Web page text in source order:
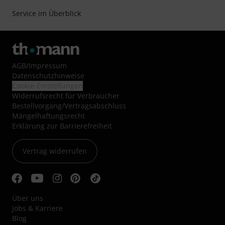
Service im Überblick
AGB/Impressum
Datenschutzhinweise
Widerrufsrecht für Verbraucher
Bestellvorgang/Vertragsabschluss
Mängelhaftungsrecht
Erklärung zur Barrierefreiheit
Vertrag widerrufen
Über uns
Jobs & Karriere
Blog